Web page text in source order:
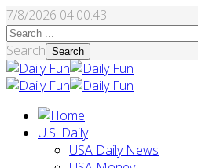
7/8/2026 04:00:44
Search Search
U.S. Daily
USA Daily News